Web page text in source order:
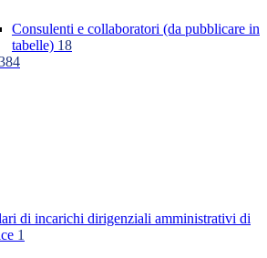
Consulenti e collaboratori (da pubblicare in
tabelle) 18
di incarichi dirigenziali amministrativi di
1